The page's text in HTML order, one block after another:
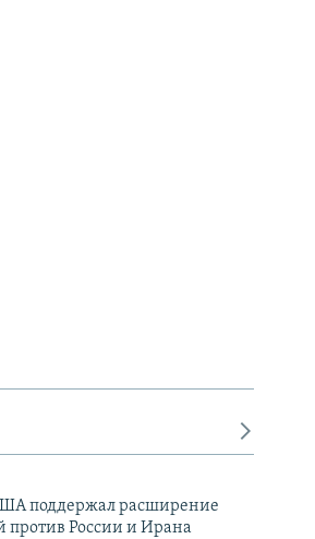
поддержал расширение
против России и Ирана